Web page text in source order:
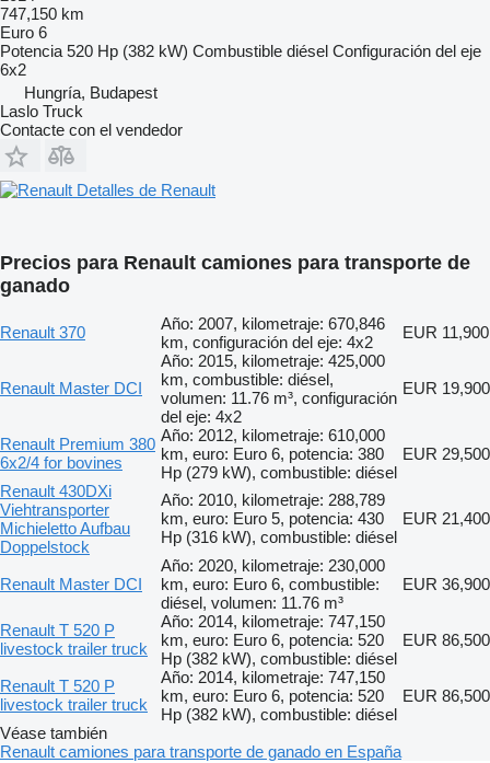
747,150 km
Euro 6
Potencia 520 Hp (382 kW) Combustible diésel Configuración del eje
6x2
Hungría, Budapest
Laslo Truck
Contacte con el vendedor
Detalles de Renault
Precios para Renault camiones para transporte de
ganado
Renault 370
Año: 2007, kilometraje: 670,846
km, configuración del eje: 4x2
EUR 11,900
Renault Master DCI
Año: 2015, kilometraje: 425,000
km, combustible: diésel,
volumen: 11.76 m³, configuración
del eje: 4x2
EUR 19,900
Renault Premium 380
6x2/4 for bovines
Año: 2012, kilometraje: 610,000
km, euro: Euro 6, potencia: 380
Hp (279 kW), combustible: diésel
EUR 29,500
Renault 430DXi
Viehtransporter
Michieletto Aufbau
Doppelstock
Año: 2010, kilometraje: 288,789
km, euro: Euro 5, potencia: 430
Hp (316 kW), combustible: diésel
EUR 21,400
Renault Master DCI
Año: 2020, kilometraje: 230,000
km, euro: Euro 6, combustible:
diésel, volumen: 11.76 m³
EUR 36,900
Renault T 520 P
livestock trailer truck
Año: 2014, kilometraje: 747,150
km, euro: Euro 6, potencia: 520
Hp (382 kW), combustible: diésel
EUR 86,500
Renault T 520 P
livestock trailer truck
Año: 2014, kilometraje: 747,150
km, euro: Euro 6, potencia: 520
Hp (382 kW), combustible: diésel
EUR 86,500
Véase también
Renault camiones para transporte de ganado en España